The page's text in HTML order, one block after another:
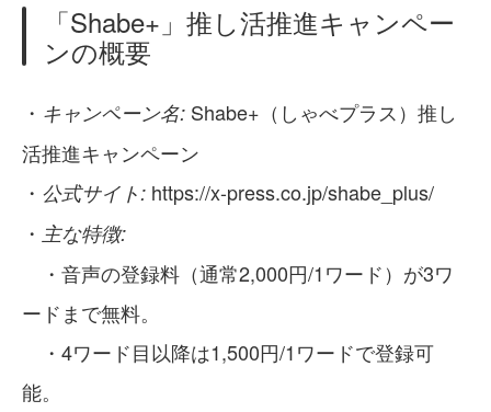
「Shabe+」推し活推進キャンペー
ンの概要
・ キャンペーン名: Shabe+（しゃべプラス）推し
活推進キャンペーン
・ 公式サイト: https://x-press.co.jp/shabe_plus/
・ 主な特徴:
・音声の登録料（通常2,000円/1ワード）が3ワ
ードまで無料。
・4ワード目以降は1,500円/1ワードで登録可
能。